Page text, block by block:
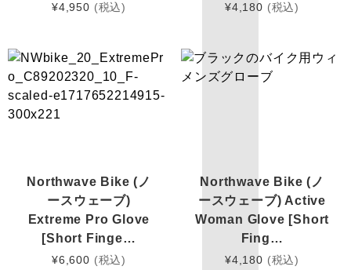
¥4,950 (税込) ¥4,180 (税込)
Northwave Bike (ノ
ースウェーブ)
Extreme Pro Glove
[Short Finge…
¥6,600 (税込)
Northwave Bike (ノ
ースウェーブ) Active
Woman Glove [Short
Fing…
¥4,180 (税込)